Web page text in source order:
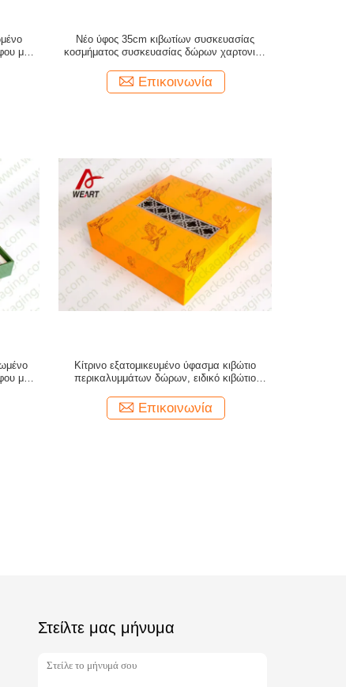
με το
Νέο ύφος 35cm κιβωτίων συσκευασίας
κοσμήματος συσκευασίας δώρων χαρτονιού
Επικοινωνία
με το
Κίτρινο εξατομικευμένο ύφασμα κιβώτιο
περικαλυμμάτων δώρων, ειδικό κιβώτιο
Επικοινωνία
Στείλτε μας μήνυμα